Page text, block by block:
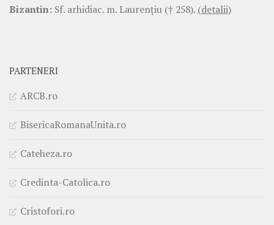
Bizantin: Sf. arhidiac. m. Laurenţiu († 258). (detalii)
PARTENERI
ARCB.ro
BisericaRomanaUnita.ro
Cateheza.ro
Credinta-Catolica.ro
Cristofori.ro